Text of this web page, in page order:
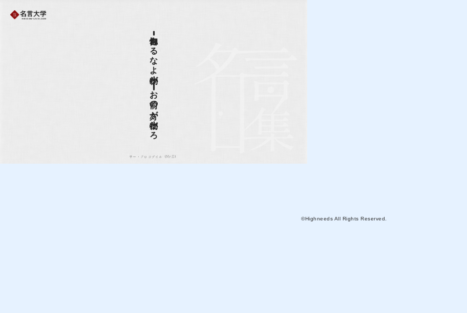
・・・・・・・・自惚れるなよ小物が・・・・・・・・・・・・お前の方が小物だろ
サー・クロコダイル（Mr.0）
©Highneeds All Rights Reserved.